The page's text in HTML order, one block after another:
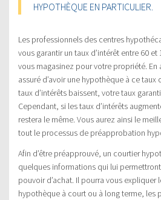
HYPOTHÈQUE EN PARTICULIER.
Les professionnels des centres
vous garantir un taux d’intérêt entre 60
vous magasinez pour votre propriété. En
assuré d’avoir une hypothèque à ce taux
taux d’intérêts baissent, votre taux
Cependant, si les taux d’intérêts
restera le même. Vous aurez ainsi le
tout le processus de préapprobation
Afin d’être préapprouvé, un courtier
quelques informations qui lui
pouvoir d’achat. Il pourra vous expliquer
hypothèque à court ou à long terme, les